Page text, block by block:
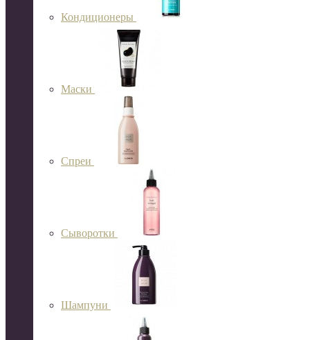
Кондиционеры
Маски
Спреи
Сыворотки
Шампуни